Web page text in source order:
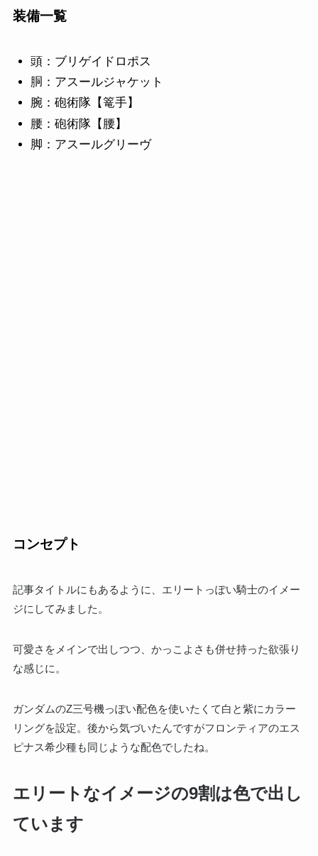
装備一覧
頭：ブリゲイドロポス
胴：アスールジャケット
腕：砲術隊【篭手】
腰：砲術隊【腰】
脚：アスールグリーヴ
コンセプト
記事タイトルにもあるように、エリートっぽい騎士のイメー
ジにしてみました。
可愛さをメインで出しつつ、かっこよさも併せ持った欲張り
な感じに。
ガンダムのZ三号機っぽい配色を使いたくて白と紫にカラー
リングを設定。後から気づいたんですがフロンティアのエス
ピナス希少種も同じような配色でしたね。
エリートなイメージの9割は色で出し
ています